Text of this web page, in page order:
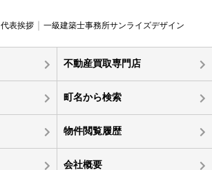
代表挨拶 一級建築士事務所サンライズデザイン
不動産買取専門店
町名から検索
物件閲覧履歴
会社概要